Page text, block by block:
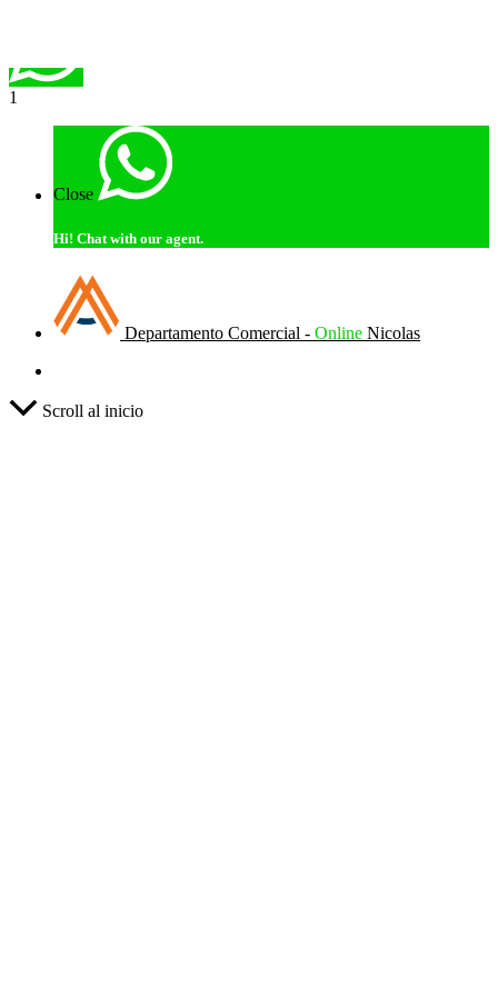
1
Close
Hi! Chat with our agent.
Departamento Comercial - Online Nicolas
Scroll al inicio